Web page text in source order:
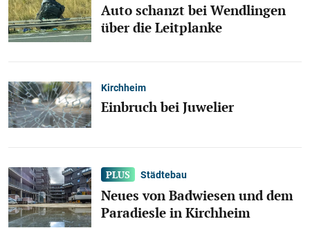
Auto schanzt bei Wendlingen
über die Leitplanke
Kirchheim
Einbruch bei Juwelier
Städtebau
Neues von Badwiesen und dem
Paradiesle in Kirchheim